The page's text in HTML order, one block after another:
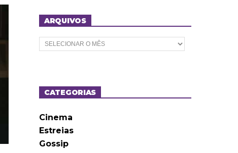
ARQUIVOS
A
r
o
sCATEGORIAS
Cinema
Estreias
Gossip